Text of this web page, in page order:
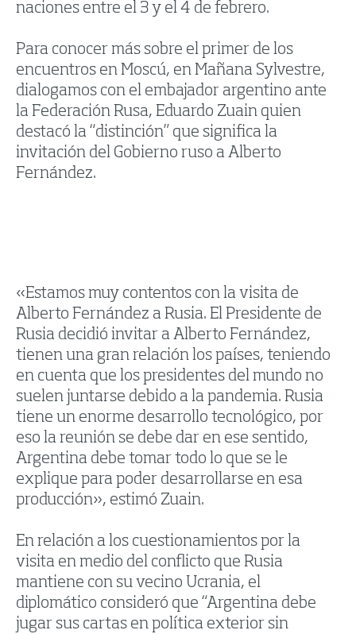
naciones entre el 3 y el 4 de febrero.
Para conocer más sobre el primer de los
encuentros en Moscú, en Mañana Sylvestre,
dialogamos con el embajador argentino ante
la Federación Rusa, Eduardo Zuain quien
destacó la “distinción” que significa la
invitación del Gobierno ruso a Alberto
Fernández.
«Estamos muy contentos con la visita de
Alberto Fernández a Rusia. El Presidente de
Rusia decidió invitar a Alberto Fernández,
tienen una gran relación los países, teniendo
en cuenta que los presidentes del mundo no
suelen juntarse debido a la pandemia. Rusia
tiene un enorme desarrollo tecnológico, por
eso la reunión se debe dar en ese sentido,
Argentina debe tomar todo lo que se le
explique para poder desarrollarse en esa
producción», estimó Zuain.
En relación a los cuestionamientos por la
visita en medio del conflicto que Rusia
mantiene con su vecino Ucrania, el
diplomático consideró que “Argentina debe
jugar sus cartas en política exterior sin